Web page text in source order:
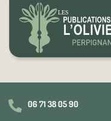
 06 71 38 05 90